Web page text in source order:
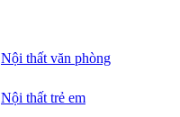
Nội thất văn phòng
Nội thất trẻ em